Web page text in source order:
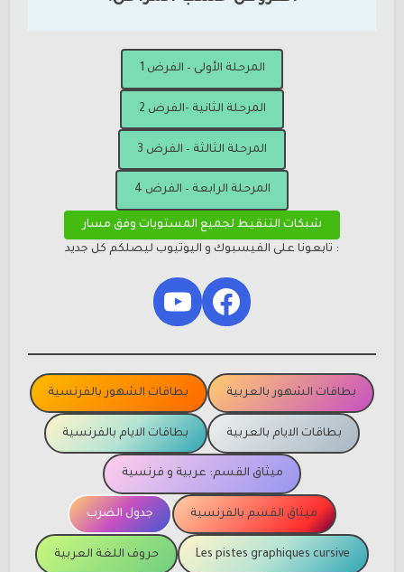
المرحلة الأولى – الفرض 1
المرحلة الثانية -الفرض 2
المرحلة الثالثة – الفرض 3
المرحلة الرابعة – الفرض 4
شبكات التنقيط لجميع المستويات وفق مسار
: تابعونا على الفيسبوك و اليوتيوب ليصلكم كل جديد
Facebook
YouTube
بطاقات الشهور بالعربية بطاقات الشهور بالفرنسية
بطاقات الايام بالعربية بطاقات الايام بالفرنسية
ميثاق القسم: عربية و فرنسية
ميثاق القسم بالفرنسية جدول الضرب
Les pistes graphiques cursive حروف اللغة العربية